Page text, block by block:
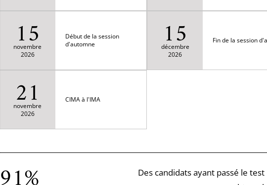
15
novembre
2026
Début de la session
d'automne
15
décembre
2026
Fin de la session
21
novembre
2026
CIMA à l'IMA
Des candidats ayant passé le